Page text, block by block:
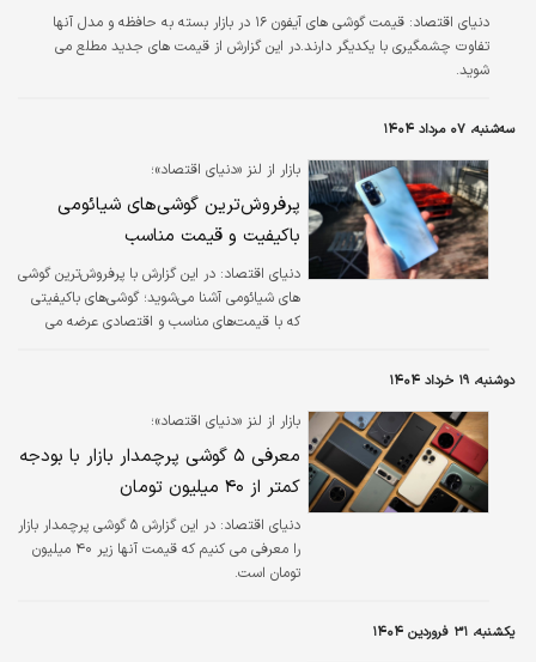
دنیای اقتصاد: قیمت گوشی های آیفون ۱۶ در بازار بسته به حافظه و مدل آنها
تفاوت چشمگیری با یکدیگر دارند.در این گزارش از قیمت های جدید مطلع می
شوید.
سه‌شنبه، ۰۷ مرداد ۱۴۰۴
بازار از لنز «دنیای اقتصاد»؛
پرفروش‌ترین گوشی‌های شیائومی
باکیفیت و قیمت مناسب
دنیای اقتصاد: در این گزارش با پرفروش‌ترین گوشی
های شیائومی آشنا می‌شوید؛ گوشی‌های باکیفیتی
که با قیمت‌های مناسب و اقتصادی عرضه می
دوشنبه، ۱۹ خرداد ۱۴۰۴
بازار از لنز «دنیای اقتصاد»؛
معرفی ۵ گوشی پرچمدار بازار با بودجه
کمتر از ۴۰ میلیون تومان
دنیای اقتصاد: در این گزارش ۵ گوشی پرچمدار بازار
را معرفی می کنیم که قیمت آنها زیر ۴۰ میلیون
تومان است.
یکشنبه، ۳۱ فروردین ۱۴۰۴